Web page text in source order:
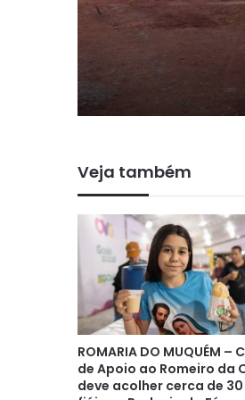
cresce
Veja também
ROMARIA DO MUQUÉM –
de Apoio ao Romeiro da
deve acolher cerca de